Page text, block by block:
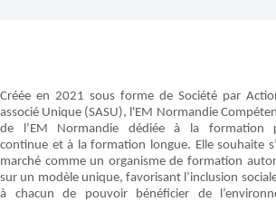
Créée en 2021 sous forme de Société par
associé Unique (SASU), l'EM Normandie
de l’EM Normandie dédiée à la formation
continue et à la formation longue. Elle souhaite
marché comme un organisme de formation
sur un modèle unique, favorisant l’inclusion
à chacun de pouvoir bénéficier de